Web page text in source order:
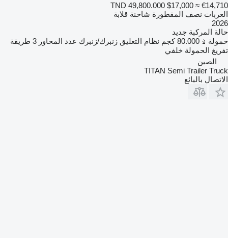
TND 49,800.000 $17,000 ≈ €14,710
العربات نصف المقطورة شاحنة قلابة
2026
حالة المركبة جديد
حمولة
80.000 كجم نظام التعليق زنبرك/زنبرك عدد المحاور 3 طريقة
تفريغ الحمولة خلفي
الصين
TITAN Semi Trailer Truck
الاتصال بالبائع